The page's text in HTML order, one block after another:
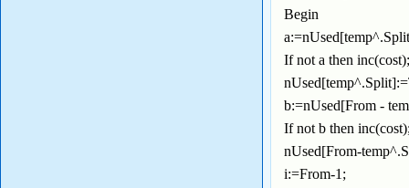
Begin
If not a then
b:=nUsed[From -
If not b then
nUsed[From-
i:=From-1;